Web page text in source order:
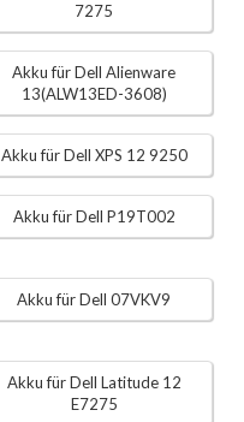
7275
Akku für Dell Alienware
13(ALW13ED-3608)
Akku für Dell XPS 12 9250
Akku für Dell P19T002
Akku für Dell 07VKV9
Akku für Dell Latitude 12
E7275